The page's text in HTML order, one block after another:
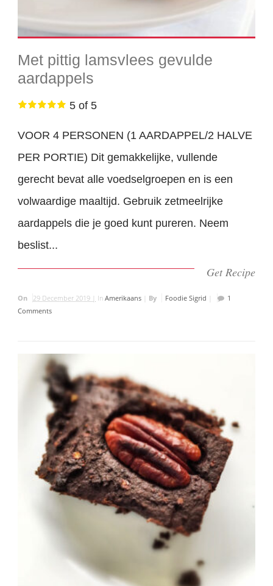
Met pittig lamsvlees gevulde
aardappels
5 of 5
VOOR 4 PERSONEN (1 AARDAPPEL/2 HALVE
PER PORTIE) Dit gemakkelijke, vullende
gerecht bevat alle voedselgroepen en is een
volwaardige maaltijd. Gebruik zetmeelrijke
aardappels die je goed kunt pureren. Neem
beslist...
Get Recipe
On 29 December 2019 | InAmerikaans By Foodie Sigrid
1
Comments